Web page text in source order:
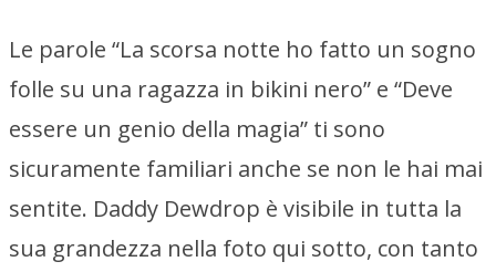
Le parole “La scorsa notte ho fatto un sogno
folle su una ragazza in bikini nero” e “Deve
essere un genio della magia” ti sono
sicuramente familiari anche se non le hai mai
sentite. Daddy Dewdrop è visibile in tutta la
sua grandezza nella foto qui sotto, con tanto